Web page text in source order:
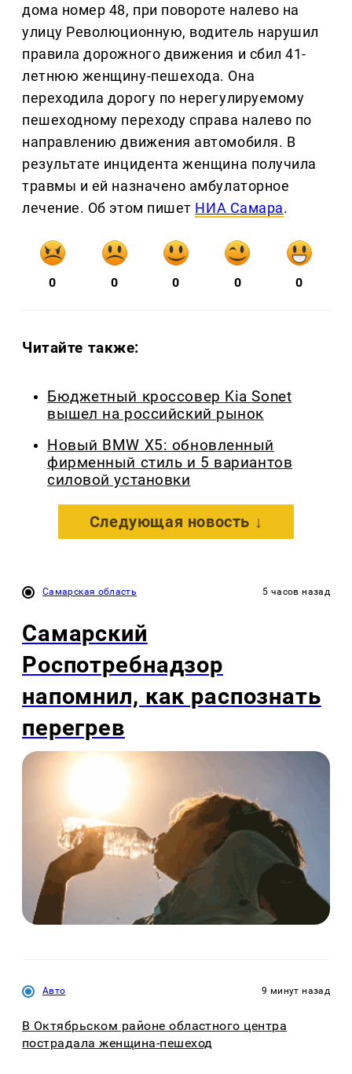
дома номер 48, при повороте налево на
улицу Революционную, водитель нарушил
правила дорожного движения и сбил 41-
летнюю женщину-пешехода. Она
переходила дорогу по нерегулируемому
пешеходному переходу справа налево по
направлению движения автомобиля. В
результате инцидента женщина получила
травмы и ей назначено амбулаторное
лечение. Об этом пишет НИА Самара.
0 0 0 0 0
Читайте также:
Бюджетный кроссовер Kia Sonet
вышел на российский рынок
Новый BMW X5: обновленный
фирменный стиль и 5 вариантов
силовой установки
Следующая новость ↓
Самарская область 5 часов назад
Самарский
Роспотребнадзор
напомнил, как распознать
перегрев
Авто 9 минут назад
В Октябрьском районе областного центра
пострадала женщина-пешеход